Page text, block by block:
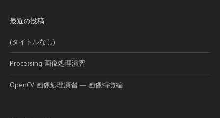
最近の投稿
(タイトルなし)
Processing 画像処理演習
OpenCV 画像処理演習 ― 画像特徴編